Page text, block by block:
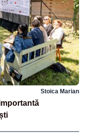
Stoica Marian